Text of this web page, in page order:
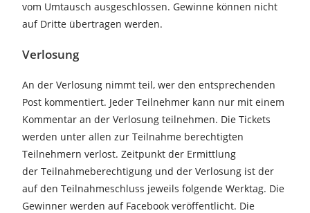
vom Umtausch ausgeschlossen. Gewinne können nicht
auf Dritte übertragen werden.
Verlosung
An der Verlosung nimmt teil, wer den entsprechenden
Post kommentiert. Jeder Teilnehmer kann nur mit einem
Kommentar an der Verlosung teilnehmen. Die Tickets
werden unter allen zur Teilnahme berechtigten
Teilnehmern verlost. Zeitpunkt der Ermittlung
der Teilnahmeberechtigung und der Verlosung ist der
auf den Teilnahmeschluss jeweils folgende Werktag. Die
Gewinner werden auf Facebook veröffentlicht. Die